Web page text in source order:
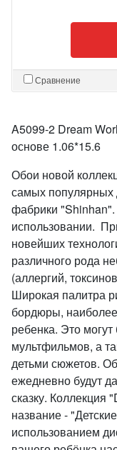
Сравнение
A5099-2 Dream
основе 1.06*15.6
Обои новой
самых популярных
фабрики
использовании.
новейших
различного рода
(аллергий,
Широкая палитра
бордюры,
ребенка. Это
мультфильмов, а
детьми сюжетов.
ежедневно будут
сказку. Коллекция
название -
использованием